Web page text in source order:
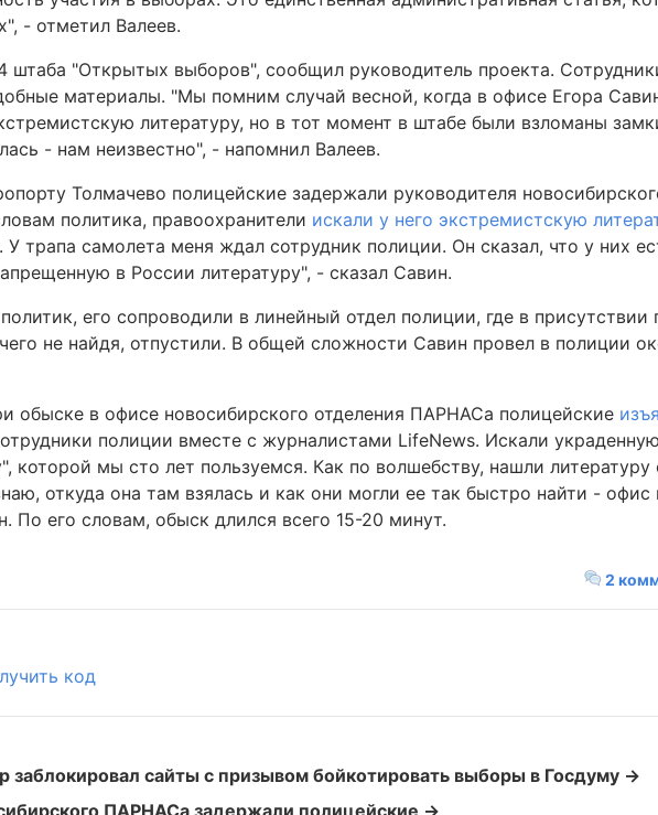
- отметил Валеев.
штаба "Открытых выборов", сообщил руководитель проекта.
материалы. "Мы помним случай весной, когда в офисе Егора
литературу, но в тот момент в штабе были взломаны
- нам неизвестно", - напомнил Валеев.
Толмачево полицейские задержали руководителя
политика, правоохранители искали у него экстремистскую
трапа самолета меня ждал сотрудник полиции. Он сказал, что у них
в России литературу", - сказал Савин.
его сопроводили в линейный отдел полиции, где в присутствии
не найдя, отпустили. В общей сложности Савин провел в полиции
обыске в офисе новосибирского отделения ПАРНАСа полицейские
полиции вместе с журналистами LifeNews. Искали
мы сто лет пользуемся. Как по волшебству, нашли литературу
откуда она там взялась и как они могли ее так быстро найти -
По его словам, обыск длился всего 15-20 минут.
2
код
заблокировал сайты с призывом бойкотировать выборы в Госдуму →
ПАРНАСа задержали полицейские →